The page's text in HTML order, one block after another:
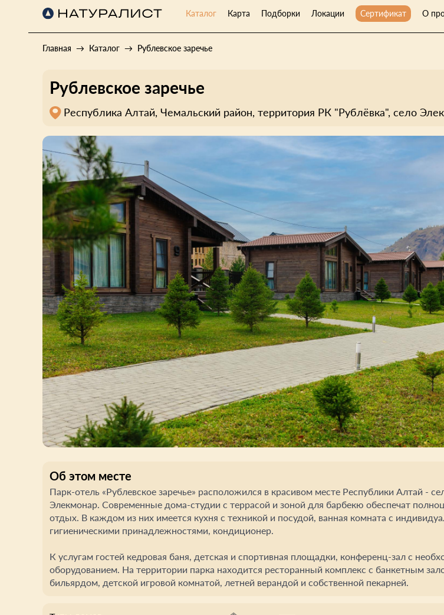
Каталог Карта Подборки Локации Сертификат О
Главная Каталог Рублевское заречье
Рублевское заречье
Республика Алтай, Чемальский район, территория РК "Рублёвка", село
Об этом месте
Парк-отель «Рублевское заречье» расположился в красивом месте Республики Алтай -
Элекмонар. Современные дома-студии с террасой и зоной для барбекю обеспечат
отдых. В каждом из них имеется кухня с техникой и посудой, ванная комната с
гигиеническими принадлежностями, кондиционер.
К услугам гостей кедровая баня, детская и спортивная площадки, конференц-зал с
оборудованием. На территории парка находится ресторанный комплекс с банкетным
бильярдом, детской игровой комнатой, летней верандой и собственной пекарней.